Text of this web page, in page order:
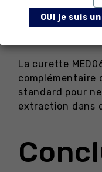
La curette
complémentaire
standard pour
extraction dans
OUI je suis